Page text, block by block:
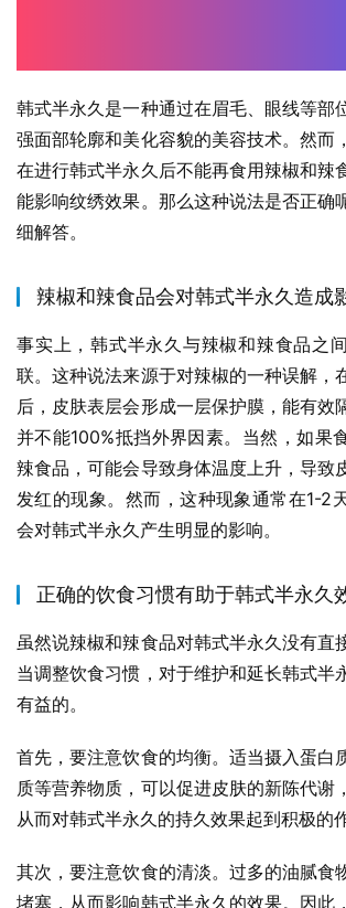
韩式半永久是一种通过在眉毛、眼线等部
强面部轮廓和美化容貌的美容技术。然而
在进行韩式半永久后不能再食用辣椒和辣
能影响纹绣效果。那么这种说法是否正确
细解答。
辣椒和辣食品会对韩式半永久造成
事实上，韩式半永久与辣椒和辣食品之
联。这种说法来源于对辣椒的一种误解，
后，皮肤表层会形成一层保护膜，能有效
并不能100%抵挡外界因素。当然，如果
辣食品，可能会导致身体温度上升，导致
发红的现象。然而，这种现象通常在1-2
会对韩式半永久产生明显的影响。
正确的饮食习惯有助于韩式半永久
虽然说辣椒和辣食品对韩式半永久没有直
当调整饮食习惯，对于维护和延长韩式半
有益的。
首先，要注意饮食的均衡。适当摄入蛋白
质等营养物质，可以促进皮肤的新陈代谢
从而对韩式半永久的持久效果起到积极的作
其次，要注意饮食的清淡。过多的油腻食
堵塞，从而影响韩式半永久的效果。因此